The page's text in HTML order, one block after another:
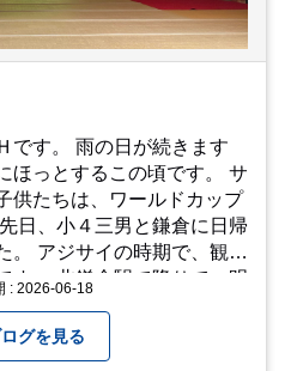
です。 雨の日が続きます
ほっとするこの頃です。 サ
供たちは、ワールドカップ
。 アジサイの時期で、観光
す。 北鎌倉駅で降りて、明
鶴岡八幡宮⇒江ノ電で大仏
明月院のアジサ
: 2026-06-18
グを見る